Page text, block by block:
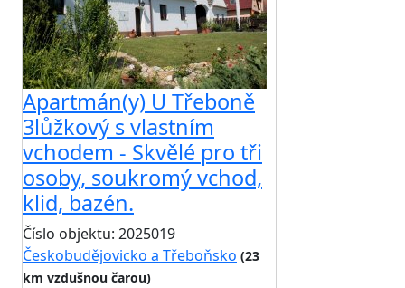
Apartmán(y) U Třeboně
3lůžkový s vlastním
vchodem - Skvělé pro tři
osoby, soukromý vchod,
klid, bazén.
Číslo objektu: 2025019
Českobudějovicko a Třeboňsko (23
km vzdušnou čarou)